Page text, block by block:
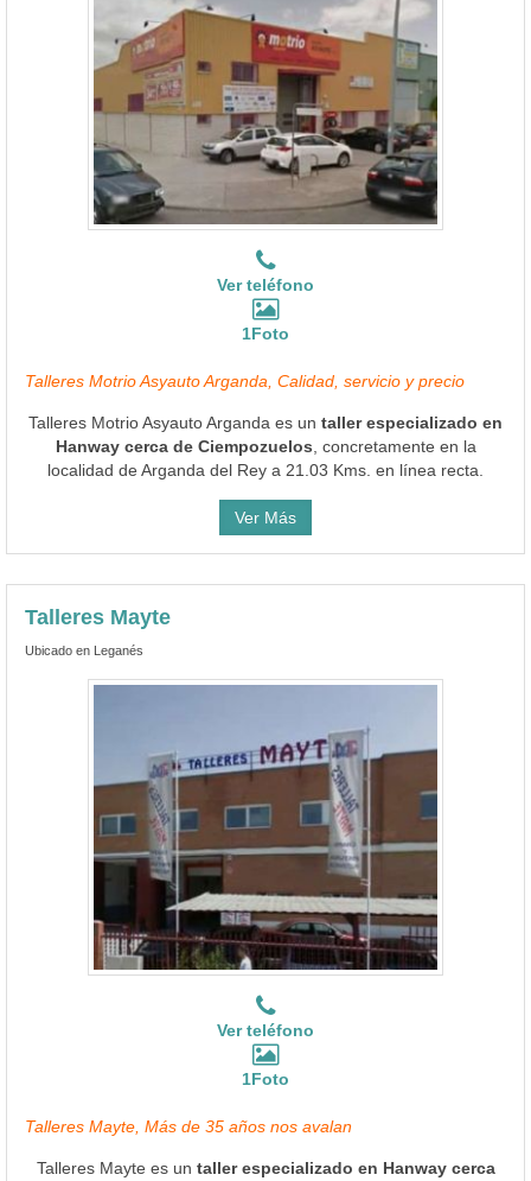
Ver teléfono
1Foto
Talleres Motrio Asyauto Arganda, Calidad, servicio y precio
Talleres Motrio Asyauto Arganda es un taller especializado en
Hanway cerca de Ciempozuelos , concretamente en la
localidad de Arganda del Rey a 21.03 Kms. en línea recta.
Ver Más
Talleres Mayte
Ubicado en Leganés
Ver teléfono
1Foto
Talleres Mayte, Más de 35 años nos avalan
Talleres Mayte es un taller especializado en Hanway cerca